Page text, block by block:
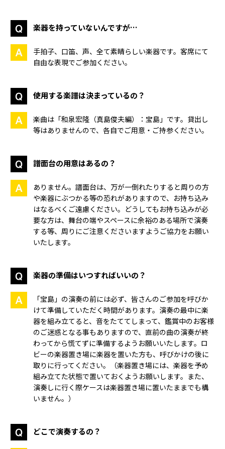
楽器を持っていないんですが…
手拍子、口笛、声、全て素晴らしい楽器です。客席にて
自由な表現でご参加ください。
使用する楽譜は決まっているの？
楽曲は「和泉宏隆（真島俊夫編）：宝島」です。貸出し
等はありませんので、各自でご用意・ご持参ください。
譜面台の用意はあるの？
ありません。譜面台は、万が一倒れたりすると周りの方
や楽器にぶつかる等の恐れがありますので、お持ち込み
はなるべくご遠慮ください。どうしてもお持ち込みが必
要な方は、舞台の端やスペースに余裕のある場所で演奏
する等、周りにご注意くださいますようご協力をお願い
いたします。
楽器の準備はいつすればいいの？
「宝島」の演奏の前には必ず、皆さんのご参加を呼びか
けて準備していただく時間があります。演奏の最中に楽
器を組み立てると、音をたててしまって、鑑賞中のお客様
のご迷惑となる事もありますので、直前の曲の演奏が終
わってから慌てずに準備するようお願いいたします。ロ
ビーの楽器置き場に楽器を置いた方も、呼びかけの後に
取りに行ってください。（楽器置き場には、楽器を予め
組み立てた状態で置いておくようお願いします。また、
演奏しに行く際ケースは楽器置き場に置いたままでも構
いません。）
どこで演奏するの？